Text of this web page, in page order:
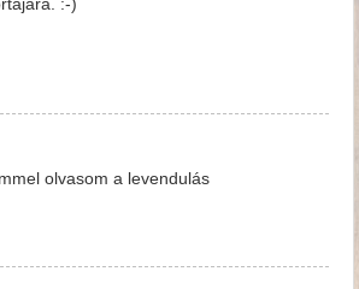
:-)
olvasom a levendulás